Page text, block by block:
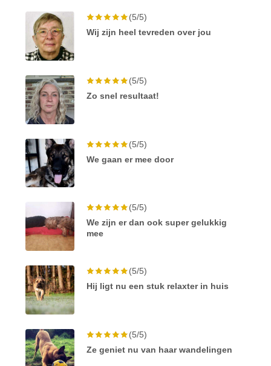
(5/5)
Wij zijn heel tevreden over jou
(5/5)
Zo snel resultaat!
(5/5)
We gaan er mee door
(5/5)
We zijn er dan ook super gelukkig
mee
(5/5)
Hij ligt nu een stuk relaxter in huis
(5/5)
Ze geniet nu van haar wandelingen